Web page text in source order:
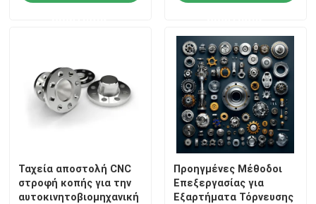
Ταχεία αποστολή CNC
στροφή κοπής για την
αυτοκινητοβιομηχανική
Προηγμένες Μέθοδοι
Επεξεργασίας για
Εξαρτήματα Τόρνευσης